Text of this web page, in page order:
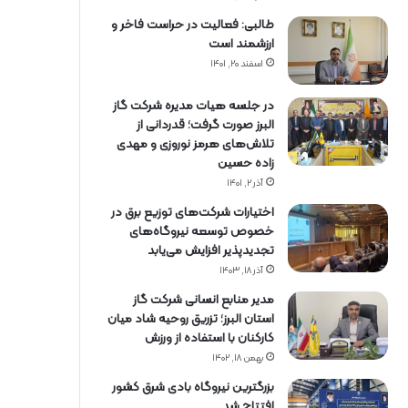
طالبی: فعالیت در حراست فاخر و
ارزشمند است
اسفند ۲۰, ۱۴۰۱
در جلسه هیات مدیره شرکت گاز
البرز صورت گرفت؛ قدردانی از
تلاش‌های هرمز نوروزی و مهدی
زاده حسین
آذر ۲, ۱۴۰۱
اختیارات شرکت‌های توزیع برق در
خصوص توسعه نیروگاه‌های
تجدیدپذیر افزایش می‌یابد
آذر ۱۸, ۱۴۰۳
مدیر منابع انسانی شرکت گاز
استان البرز؛ تزریق روحیه شاد میان
کارکنان با استفاده از ورزش
بهمن ۱۸, ۱۴۰۲
بزرگترین نیروگاه بادی شرق کشور